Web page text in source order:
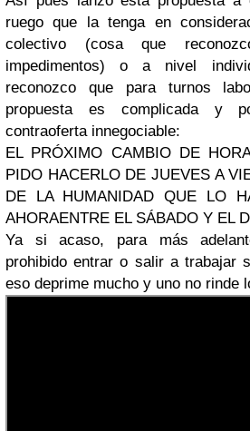
ruego que la tenga en
colectivo (cosa que
impedimentos) o a nivel
reconozco que para turnos
propuesta es complicada y
contraoferta innegociable:
EL PRÓXIMO CAMBIO DE
PIDO HACERLO DE JUEVES A
DE LA HUMANIDAD QUE LO
AHORAENTRE EL SÁBADO Y EL
Ya si acaso, para más
prohibido entrar o salir a trabajar
eso deprime mucho y uno no rinde